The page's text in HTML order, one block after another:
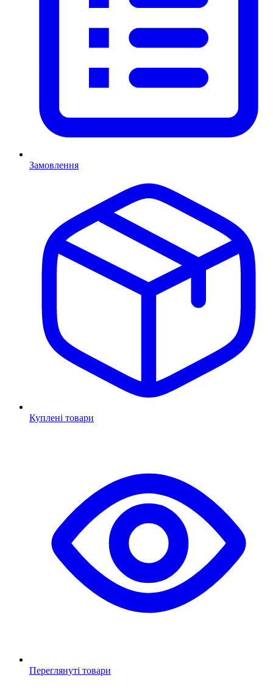
Замовлення
Куплені товари
Переглянуті товари